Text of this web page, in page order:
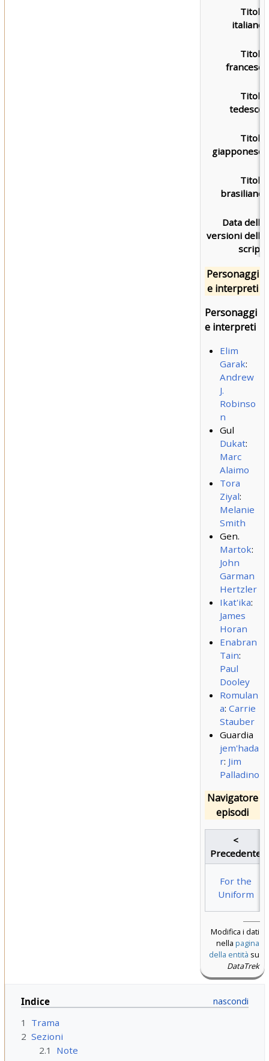
Titolo
italiano:
Titolo
francese:
Titolo
tedesco:
Titolo
giapponese:
Titolo
brasiliano:
Data delle
versioni dello
script:
Personaggi
e interpreti
Personaggi
e interpreti
Elim
Garak:
Andrew
J.
Robinso
n
Gul
Dukat:
Marc
Alaimo
Tora
Ziyal:
Melanie
Smith
Gen.
Martok:
John
Garman
Hertzler
Ikat'ika:
James
Horan
Enabran
Tain:
Paul
Dooley
Romulan
a: Carrie
Stauber
Guardia
jem'hada
r: Jim
Palladino
Navigatore
episodi
<
Precedente
For the
Uniform
Modifica i dati
nella pagina
della entità su
DataTrek
Indice
1
Trama
2 Sezioni
2.1
Note